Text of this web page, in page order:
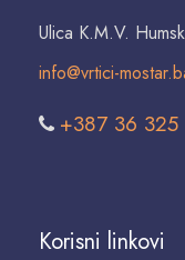
Ulica K.M.V.
info@vrtici-
+387 36 325
Korisni linkovi